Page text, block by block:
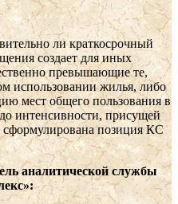
ли краткосрочный
создает для иных
превышающие те,
использовании жилья, либо
мест общего пользования в
интенсивности, присущей
позиция КС
аналитической службы